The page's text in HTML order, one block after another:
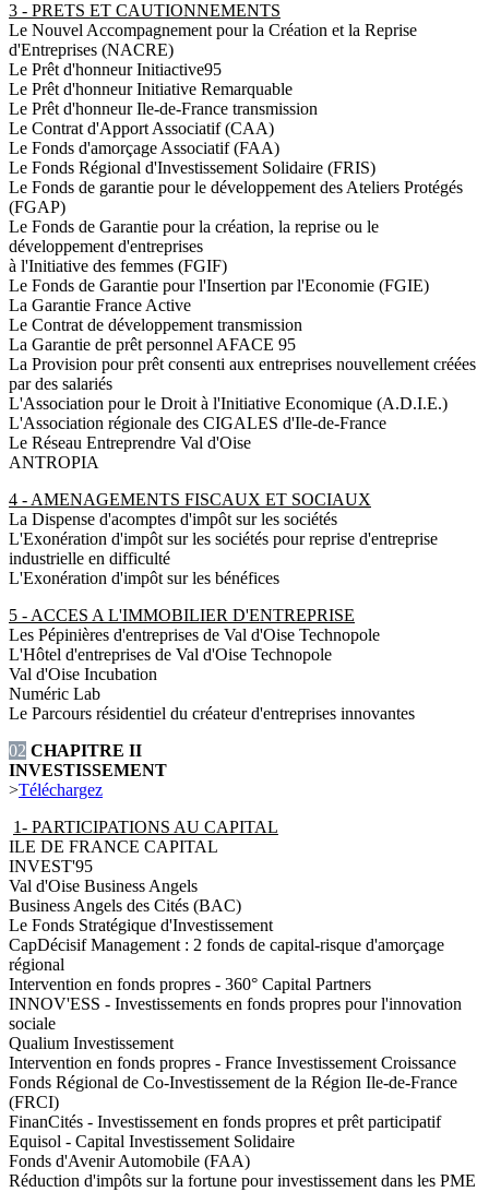
3 - PRETS ET CAUTIONNEMENTS
Le Nouvel Accompagnement pour la Création et la Reprise
d'Entreprises (NACRE)
Le Prêt d'honneur Initiactive95
Le Prêt d'honneur Initiative Remarquable
Le Prêt d'honneur Ile-de-France transmission
Le Contrat d'Apport Associatif (CAA)
Le Fonds d'amorçage Associatif (FAA)
Le Fonds Régional d'Investissement Solidaire (FRIS)
Le Fonds de garantie pour le développement des Ateliers Protégés
(FGAP)
Le Fonds de Garantie pour la création, la reprise ou le
développement d'entreprises
à l'Initiative des femmes (FGIF)
Le Fonds de Garantie pour l'Insertion par l'Economie (FGIE)
La Garantie France Active
Le Contrat de développement transmission
La Garantie de prêt personnel AFACE 95
La Provision pour prêt consenti aux entreprises nouvellement créées
par des salariés
L'Association pour le Droit à l'Initiative Economique (A.D.I.E.)
L'Association régionale des CIGALES d'Ile-de-France
Le Réseau Entreprendre Val d'Oise
ANTROPIA
4 - AMENAGEMENTS FISCAUX ET SOCIAUX
La Dispense d'acomptes d'impôt sur les sociétés
L'Exonération d'impôt sur les sociétés pour reprise d'entreprise
industrielle en difficulté
L'Exonération d'impôt sur les bénéfices
5 - ACCES A L'IMMOBILIER D'ENTREPRISE
Les Pépinières d'entreprises de Val d'Oise Technopole
L'Hôtel d'entreprises de Val d'Oise Technopole
Val d'Oise Incubation
Numéric Lab
Le Parcours résidentiel du créateur d'entreprises innovantes
02 CHAPITRE II
INVESTISSEMENT
>Téléchargez
1- PARTICIPATIONS AU CAPITAL
ILE DE FRANCE CAPITAL
INVEST'95
Val d'Oise Business Angels
Business Angels des Cités (BAC)
Le Fonds Stratégique d'Investissement
CapDécisif Management : 2 fonds de capital-risque d'amorçage
régional
Intervention en fonds propres - 360° Capital Partners
INNOV'ESS - Investissements en fonds propres pour l'innovation
sociale
Qualium Investissement
Intervention en fonds propres - France Investissement Croissance
Fonds Régional de Co-Investissement de la Région Ile-de-France
(FRCI)
FinanCités - Investissement en fonds propres et prêt participatif
Equisol - Capital Investissement Solidaire
Fonds d'Avenir Automobile (FAA)
Réduction d'impôts sur la fortune pour investissement dans les PME